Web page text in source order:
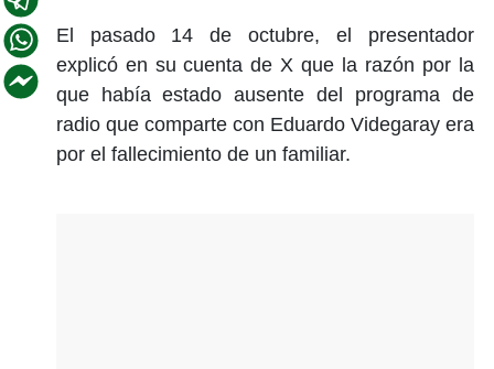
El pasado 14 de octubre, el presentador
explicó en su cuenta de X que la razón por la
que había estado ausente del programa de
radio que comparte con Eduardo Videgaray era
por el fallecimiento de un familiar.